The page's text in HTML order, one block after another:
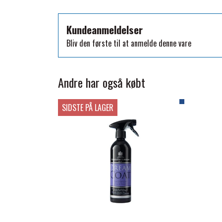
WAHLSTEN
WALDHAUSEN
WALSH
QHP -BRANDS OF Q
PREMIER EQUINE INSEKTBESKYTTELSE
Kundeanmeldelser
Bliv den første til at anmelde denne vare
Andre har også købt
SIDSTE PÅ LAGER